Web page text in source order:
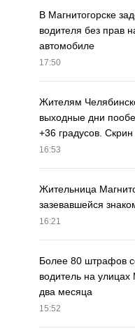
В Магнитогорске
водителя без прав
автомобиле
17:50
Жителям
выходные дни
+36 градусов. Скрин
16:53
Жительница
зазевавшейся
16:21
Более 80 штрафов
водитель на улицах
два месяца
15:52